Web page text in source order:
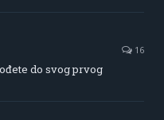
16
do svog prvog